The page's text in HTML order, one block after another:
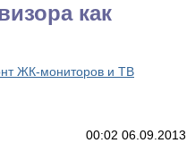
как
ЖК-мониторов и ТВ
00:02 06.09.2013